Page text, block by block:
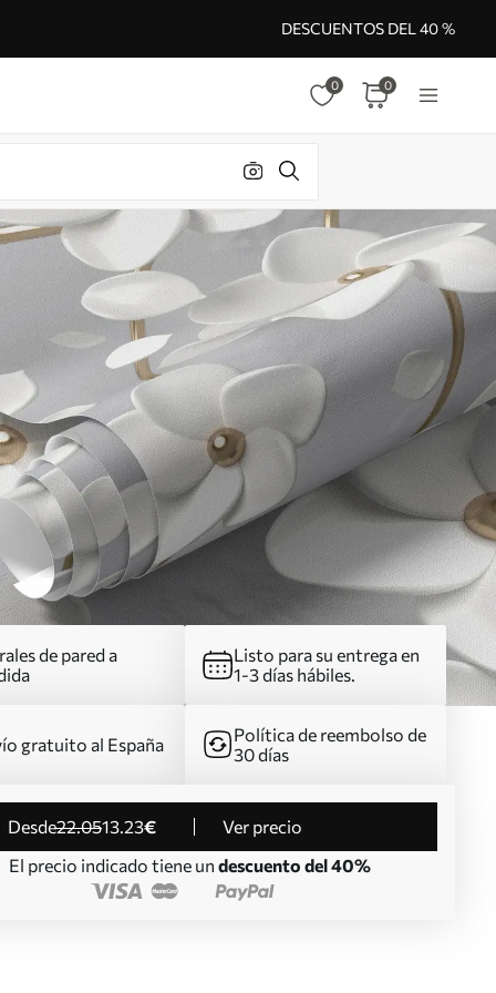
DESCUENTOS DEL 40 %
0 0
de pared a
Listo para su entrega en
1-3 días hábiles.
gratuito al España
Política de reembolso de
30 días
desde22.0513.23€
Ver precio
El precio indicado tiene un descuento del 40%